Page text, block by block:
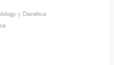
y Dianética